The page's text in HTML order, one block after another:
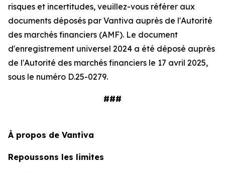
risques et incertitudes, veuillez-vous référer aux
documents déposés par Vantiva auprès de l'Autorité
des marchés financiers (AMF). Le document
d'enregistrement universel 2024 a été déposé auprès
de l'Autorité des marchés financiers le 17 avril 2025,
sous le numéro D.25-0279.
###
À propos de Vantiva
Repoussons les limites